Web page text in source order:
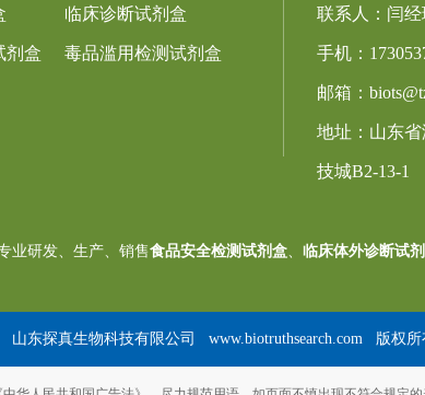
临床诊断试剂盒
剂盒 毒品滥用检测试剂盒
联系人：闫经
手机：
邮箱：
地址：山东
技城B2-13-1
业研发、生产、销售食品安全检测试剂盒、 临床体外诊断试
东探真生物科技有限公司 www.biotruthsearch.com 版权所